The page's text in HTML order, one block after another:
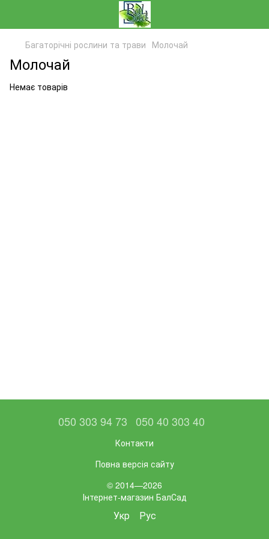
Багаторічні рослини та трави Молочай
Молочай
Немає товарів
050 303 94 73 050 40 303 40
Контакти
Повна версія сайту
© 2014—2026
Інтернет-магазин БалСад
Укр Рус